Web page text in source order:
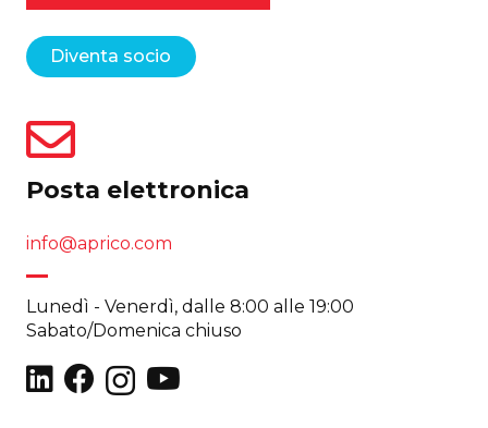
Diventa socio
Posta elettronica
info@aprico.com
Lunedì - Venerdì, dalle 8:00 alle 19:00
Sabato/Domenica chiuso